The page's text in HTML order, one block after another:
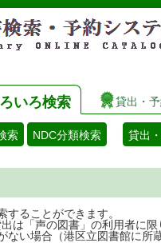
いろ検索 貸出・
索 NDC分類検索 貸出
ることができます。
は「声の図書」の利用者に限
ない場合（港区立図書館に所